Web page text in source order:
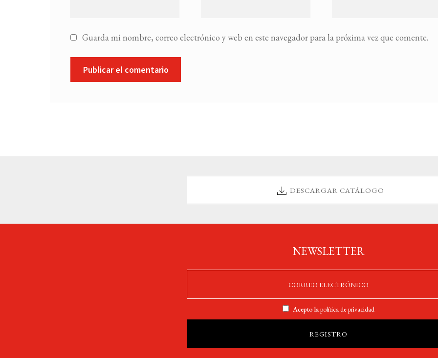
Guarda mi nombre, correo electrónico y web en este navegador para la próxima vez que comente.
DESCARGAR CATÁLOGO
NEWSLETTER
Acepto lapolítica de privacidad